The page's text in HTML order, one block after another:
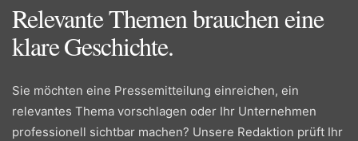
Relevante Themen brauchen eine
klare Geschichte.
Sie möchten eine Pressemitteilung einreichen, ein
relevantes Thema vorschlagen oder Ihr Unternehmen
professionell sichtbar machen? Unsere Redaktion prüft Ihr